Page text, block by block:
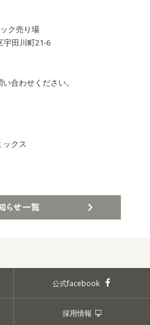
ック売り場
田川町21-6
合わせください。
ックス
公式facebook
採用情報